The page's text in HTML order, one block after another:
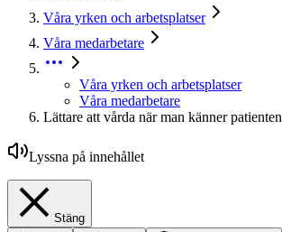
Våra yrken och arbetsplatser
Våra medarbetare
Våra yrken och arbetsplatser
Våra medarbetare
Lättare att vårda när man känner patienten
Lyssna på innehållet
Stäng